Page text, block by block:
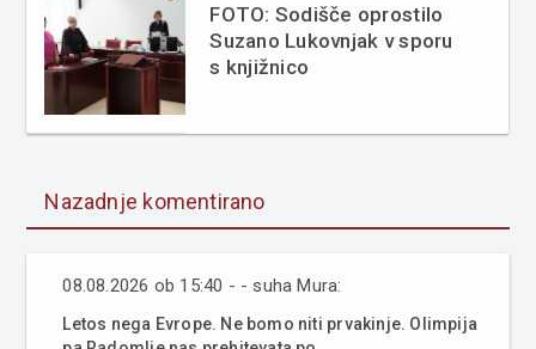
FOTO: Sodišče oprostilo
Suzano Lukovnjak v sporu
s knjižnico
Nazadnje komentirano
08.08.2026 ob 15:40 - - suha Mura:
Letos nega Evrope. Ne bomo niti prvakinje. Olimpija